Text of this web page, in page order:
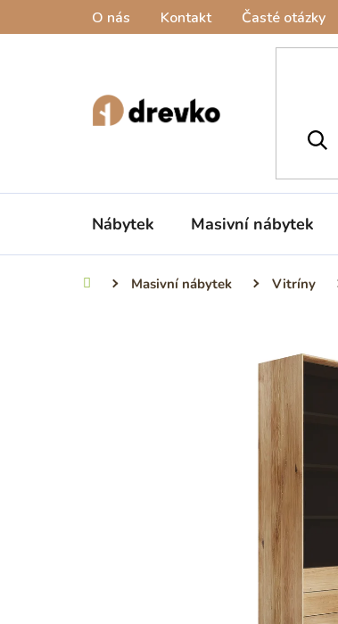
O nás Kontakt Časté otázky
Nábytek Masivní nábytek
Domů Masivní nábytek Vitríny